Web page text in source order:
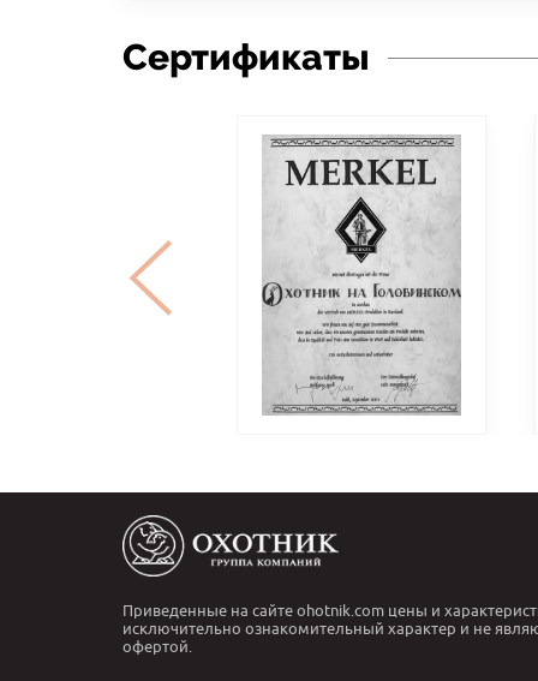
Сертификаты
Приведенные на сайте ohotnik.com цены и
исключительно ознакомительный характер и не
офертой.